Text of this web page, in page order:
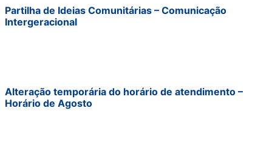
Partilha de Ideias Comunitárias – Comunicação
Intergeracional
Alteração temporária do horário de atendimento –
Horário de Agosto